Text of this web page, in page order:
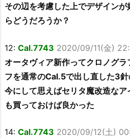
その辺を考慮した上でデザイン
らどうだろうか？
12: Cal.7743 2020/09/11(金)
オータヴィア新作ってクロノグ
フを通常のCal.5で出し直した3針
今にして思えばセリタ魔改造な
も買っておけば良かった
14: Cal.7743 2020/09/12(土)